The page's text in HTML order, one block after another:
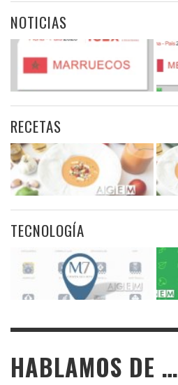
NOTICIAS
RECETAS
TECNOLOGÍA
HABLAMOS DE …